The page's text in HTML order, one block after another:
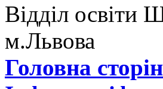
Відділ освіти
м.Львова
Головна